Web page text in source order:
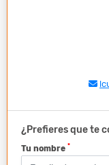
¿Prefieres que te
Tu nombre *